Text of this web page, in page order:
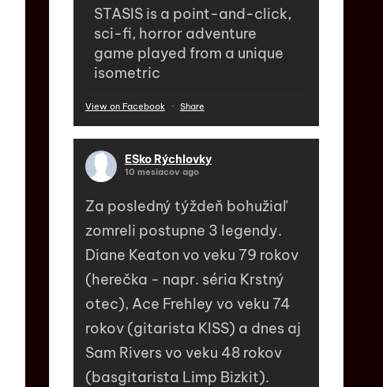
STASIS is a point-and-click,
sci-fi, horror adventure
game played from a unique
isometric
View on Facebook · Share
ESko Rýchlovky
10 mesiacov ago
Za posledný týždeň bohužiaľ
zomreli postupne 3 legendy.
Diane Keaton vo veku 79 rokov
(herečka - napr. séria Krstný
otec), Ace Frehley vo veku 74
rokov (gitarista KISS) a dnes aj
Sam Rivers vo veku 48 rokov
(basgitarista Limp Bizkit).